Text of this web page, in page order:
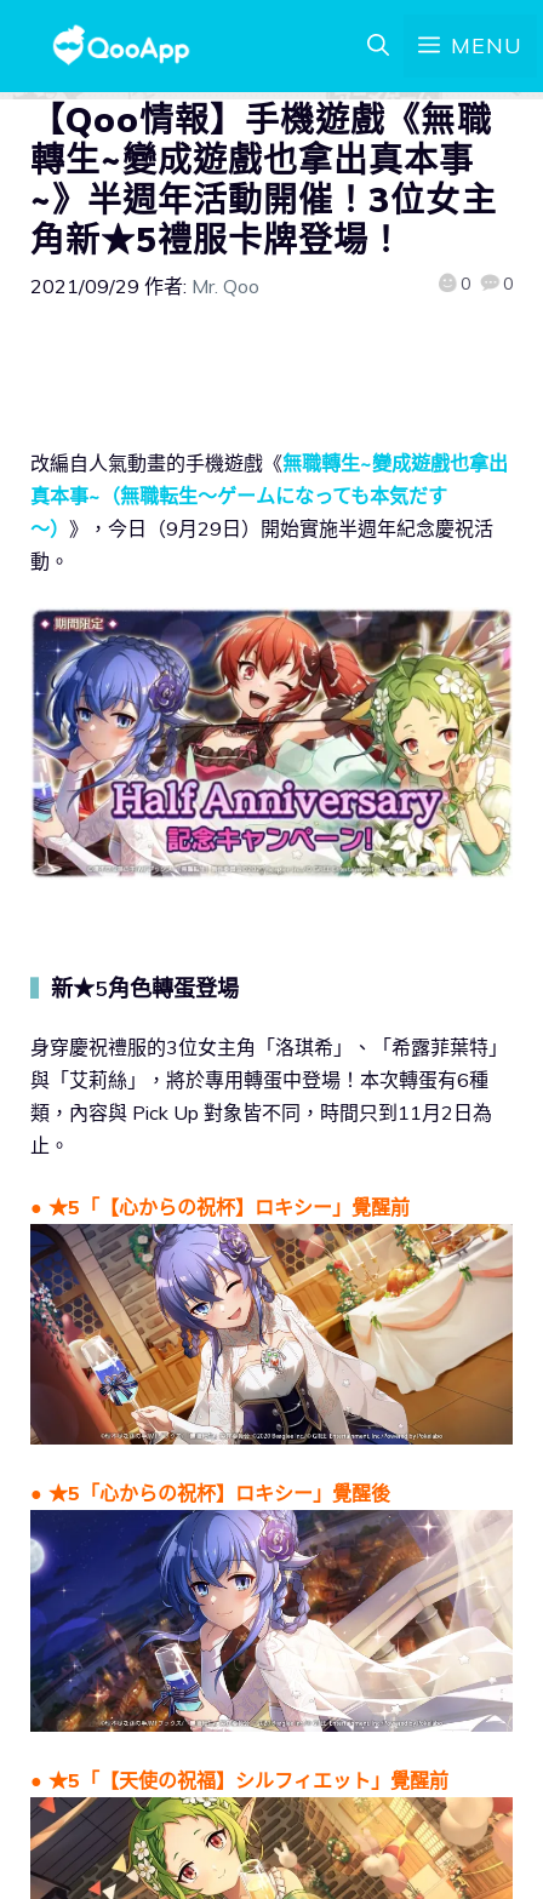
MENU
【Qoo情報】手機遊戲《無職
轉生~變成遊戲也拿出真本事
~》半週年活動開催！3位女主
角新★5禮服卡牌登場！
2021/09/29 作者: Mr. Qoo 0 0
改編自人氣動畫的手機遊戲《無職轉生~變成遊戲也拿出
真本事~（無職転生～ゲームになっても本気だす
～） 》，今日（9月29日）開始實施半週年紀念慶祝活
動。
新★5角色轉蛋登場
身穿慶祝禮服的3位女主角「洛琪希」、「希露菲葉特」
與「艾莉絲」，將於專用轉蛋中登場！本次轉蛋有6種
類，內容與 Pick Up 對象皆不同，時間只到11月2日為
止。
● ★5「【心からの祝杯】ロキシー」覺醒前
● ★5「心からの祝杯】ロキシー」覺醒後
● ★5「【天使の祝福】シルフィエット」覺醒前